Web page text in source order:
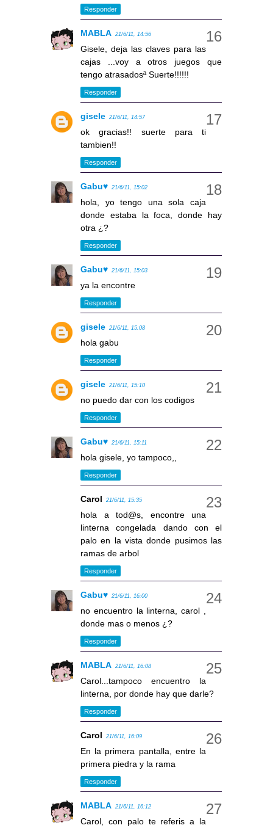
Responder
MABLA 21/6/11, 14:56
Gisele, deja las claves para las
cajas ...voy a otros juegos que
tengo atrasadosª Suerte!!!!!!
Responder
gisele 21/6/11, 14:57
ok gracias!! suerte para ti
tambien!!
Responder
Gabu♥ 21/6/11, 15:02
hola, yo tengo una sola caja
donde estaba la foca, donde hay
otra ¿?
Responder
Gabu♥ 21/6/11, 15:03
ya la encontre
Responder
gisele 21/6/11, 15:08
hola gabu
Responder
gisele 21/6/11, 15:10
no puedo dar con los codigos
Responder
Gabu♥ 21/6/11, 15:11
hola gisele, yo tampoco,,
Responder
Carol 21/6/11, 15:35
hola a tod@s, encontre una
linterna congelada dando con el
palo en la vista donde pusimos las
ramas de arbol
Responder
Gabu♥ 21/6/11, 16:00
no encuentro la linterna, carol ,
donde mas o menos ¿?
Responder
MABLA 21/6/11, 16:08
Carol...tampoco encuentro la
linterna, por donde hay que darle?
Responder
Carol 21/6/11, 16:09
En la primera pantalla, entre la
primera piedra y la rama
Responder
MABLA 21/6/11, 16:12
Carol, con palo te referis a la